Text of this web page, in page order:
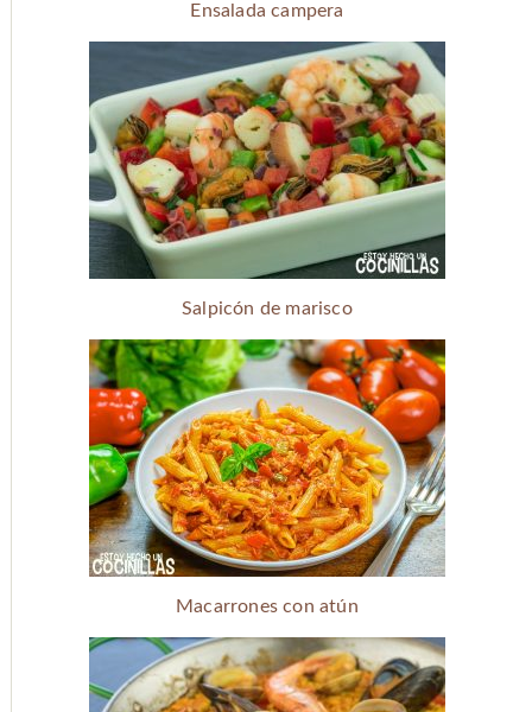
Ensalada campera
Salpicón de marisco
Macarrones con atún